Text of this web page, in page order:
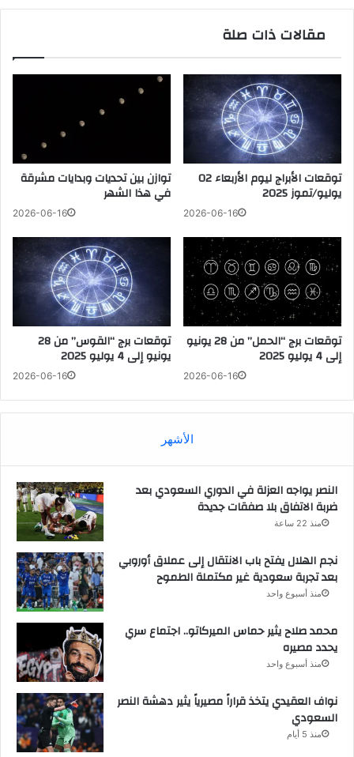
مقالات ذات صلة
توازن بين تحديات وبدايات مشرقة
في هذا الشهر
2026-06-16
توقعات الأبراج ليوم الأربعاء 02
يوليو/تموز 2025
2026-06-16
توقعات برج “القوس” من 28
يونيو إلى 4 يوليو 2025
2026-06-16
توقعات برج “الحمل” من 28 يونيو
إلى 4 يوليو 2025
2026-06-16
الأشهر
النصر يواجه العزلة في الدوري السعودي بعد
ضربة الاتفاق بلا صفقات جديدة
منذ 22 ساعة
نجم الهلال يفتح باب الانتقال إلى عملاق أوروبي
بعد تجربة سعودية غير مكتملة الطموح
منذ أسبوع واحد
محمد صلاح يثير حماس الميركاتو.. اجتماع سري
يحدد مصيره
منذ أسبوع واحد
نواف العقيدي يتخذ قراراً مصيرياً يثير دهشة النصر
السعودي
منذ 5 أيام